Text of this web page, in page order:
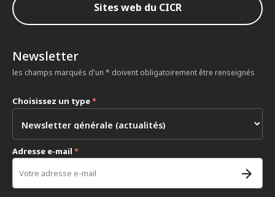
Sites web du CICR
Newsletter
les champs marqués d'un * doivent obligatoirement être renseignés
Choisissez un type*
Adresse e-mail *